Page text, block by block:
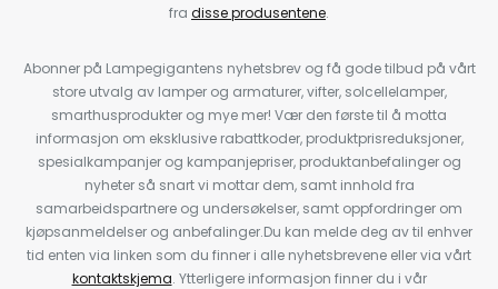
fra disse produsentene.
Abonner på Lampegigantens nyhetsbrev og få gode tilbud på vårt
store utvalg av lamper og armaturer, vifter, solcellelamper,
smarthusprodukter og mye mer! Vær den første til å motta
informasjon om eksklusive rabattkoder, produktprisreduksjoner,
spesialkampanjer og kampanjepriser, produktanbefalinger og
nyheter så snart vi mottar dem, samt innhold fra
samarbeidspartnere og undersøkelser, samt oppfordringer om
kjøpsanmeldelser og anbefalinger.Du kan melde deg av til enhver
tid enten via linken som du finner i alle nyhetsbrevene eller via vårt
kontaktskjema. Ytterligere informasjon finner du i vår